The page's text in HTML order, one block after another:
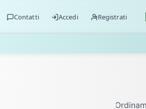
Contatti Accedi Registrati